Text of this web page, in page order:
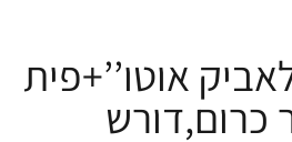
אוטו’’+פית
כרום,דורש